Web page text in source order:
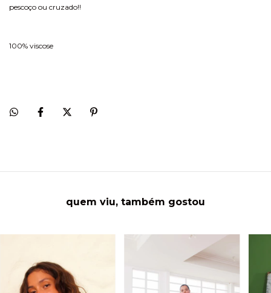
pescoço ou cruzado!!
100% viscose
quem viu, também gostou